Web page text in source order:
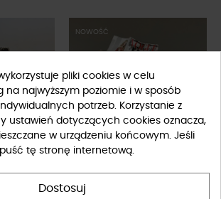
NOWOŚĆ
pliki cookies w celu
na najwyższym poziomie i w sposób
potrzeb. Korzystanie z
ustawień dotyczących cookies oznacza,
w urządzeniu końcowym. Jeśli
tę stronę internetową.
Dostosuj
FILTRUJ